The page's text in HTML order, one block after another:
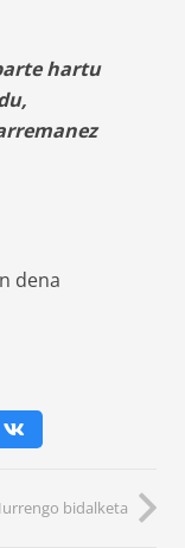
hartu
dena
bidalketa